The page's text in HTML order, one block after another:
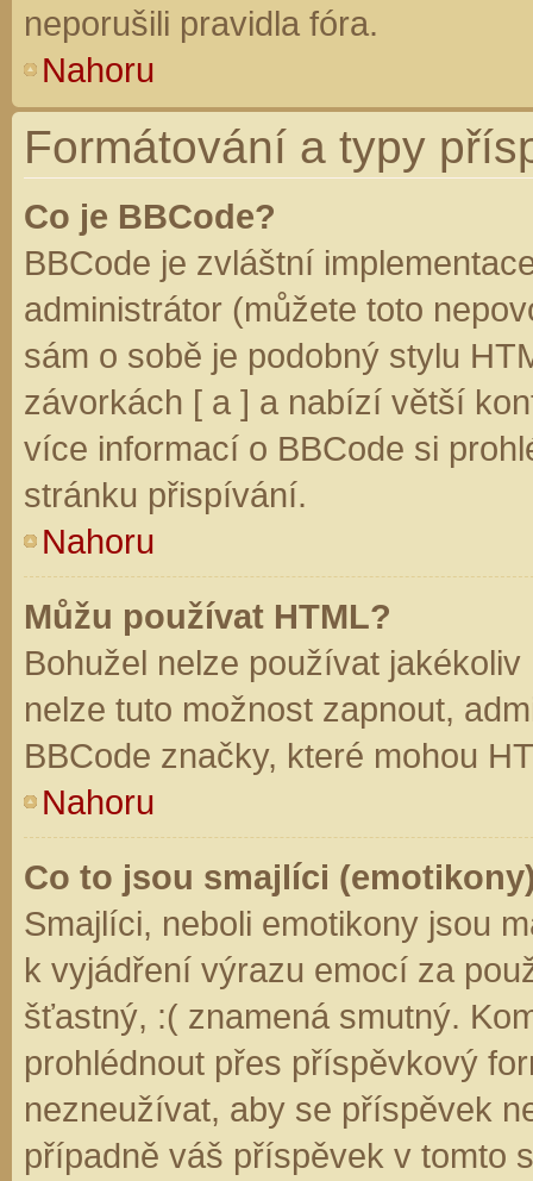
neporušili pravidla fóra.
Nahoru
Formátování a typy
Co je BBCode?
BBCode je zvláštní
administrátor (můžete toto
sám o sobě je podobný stylu
závorkách [ a ] a nabízí větší
více informací o BBCode si
stránku přispívání.
Nahoru
Můžu používat HTML?
Bohužel nelze používat
nelze tuto možnost zapnout,
BBCode značky, které mohou
Nahoru
Co to jsou smajlíci
Smajlíci, neboli emotikony jsou
k vyjádření výrazu emocí za
šťastný, :( znamená smutný.
prohlédnout přes příspěvkový
nezneužívat, aby se příspěvek
případně váš příspěvek v tomto